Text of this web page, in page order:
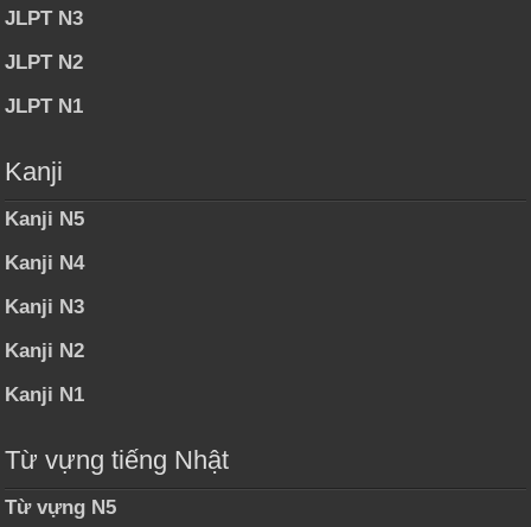
JLPT N3
JLPT N2
JLPT N1
Kanji
Kanji N5
Kanji N4
Kanji N3
Kanji N2
Kanji N1
Từ vựng tiếng Nhật
Từ vựng N5